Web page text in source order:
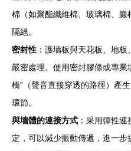
棉（如聚酯纖維棉、玻璃棉、
隔絕。
密封性 ：護墻板與天花板、地
嚴密處理。使用密封膠條或專業
橋”（聲音直接穿透的路徑）產
環節。
與墻體的連接方式 ：采用彈性
定，可以減少振動傳遞，進一步